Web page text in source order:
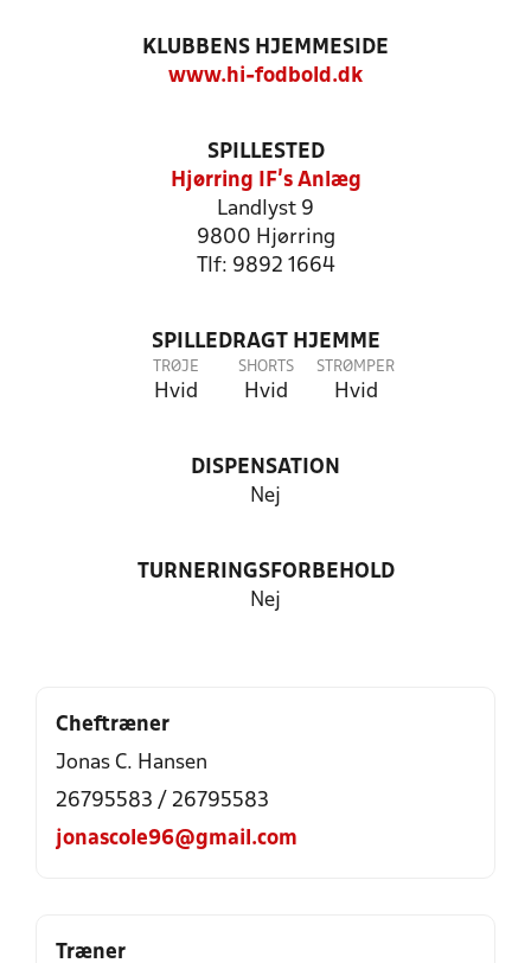
KLUBBENS HJEMMESIDE
www.hi-fodbold.dk
SPILLESTED
Hjørring IF's Anlæg
Landlyst 9
9800 Hjørring
Tlf: 9892 1664
SPILLEDRAGT HJEMME
TRØJE
Hvid
SHORTS
Hvid
STRØMPER
Hvid
DISPENSATION
Nej
TURNERINGSFORBEHOLD
Nej
Cheftræner
Jonas C. Hansen
26795583 / 26795583
jonascole96@gmail.com
Træner